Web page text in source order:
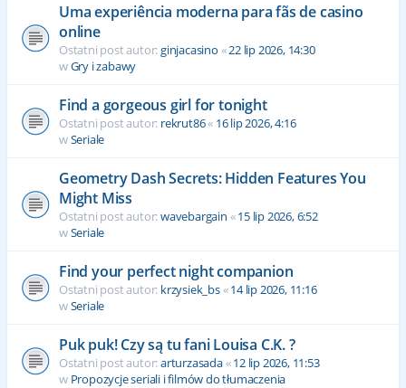
Uma experiência moderna para fãs de casino
online
Ostatni post autor:ginjacasino «22 lip 2026, 14:30
wGry i zabawy
Find a gorgeous girl for tonight
Ostatni post autor: rekrut86« 16 lip 2026, 4:16
wSeriale
Geometry Dash Secrets: Hidden Features You
Might Miss
Ostatni post autor:wavebargain «15 lip 2026, 6:52
wSeriale
Find your perfect night companion
Ostatni post autor: krzysiek_bs«14 lip 2026, 11:16
wSeriale
Puk puk! Czy są tu fani Louisa C.K. ?
Ostatni post autor:arturzasada«12 lip 2026, 11:53
w Propozycje seriali i filmów do tłumaczenia